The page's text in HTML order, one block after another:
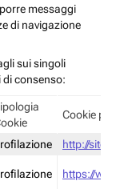
messaggi
di navigazione
sui singoli
di consenso:
Cookie
http://
https://